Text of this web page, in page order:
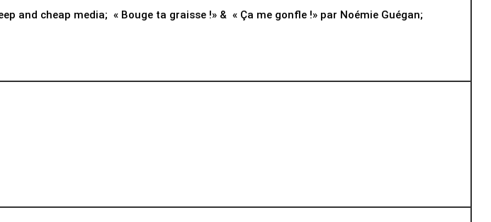
and cheap media; « Bouge ta graisse !» & « Ça me gonfle !» par Noémie Guégan;